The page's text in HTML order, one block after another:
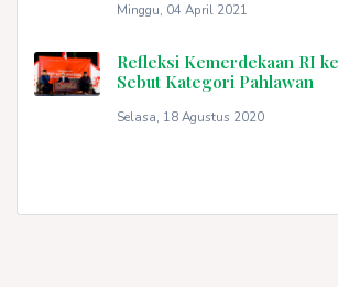
Minggu, 04 April 2021
Refleksi Kemerdekaan RI
Sebut Kategori Pahlawan
Selasa, 18 Agustus 2020